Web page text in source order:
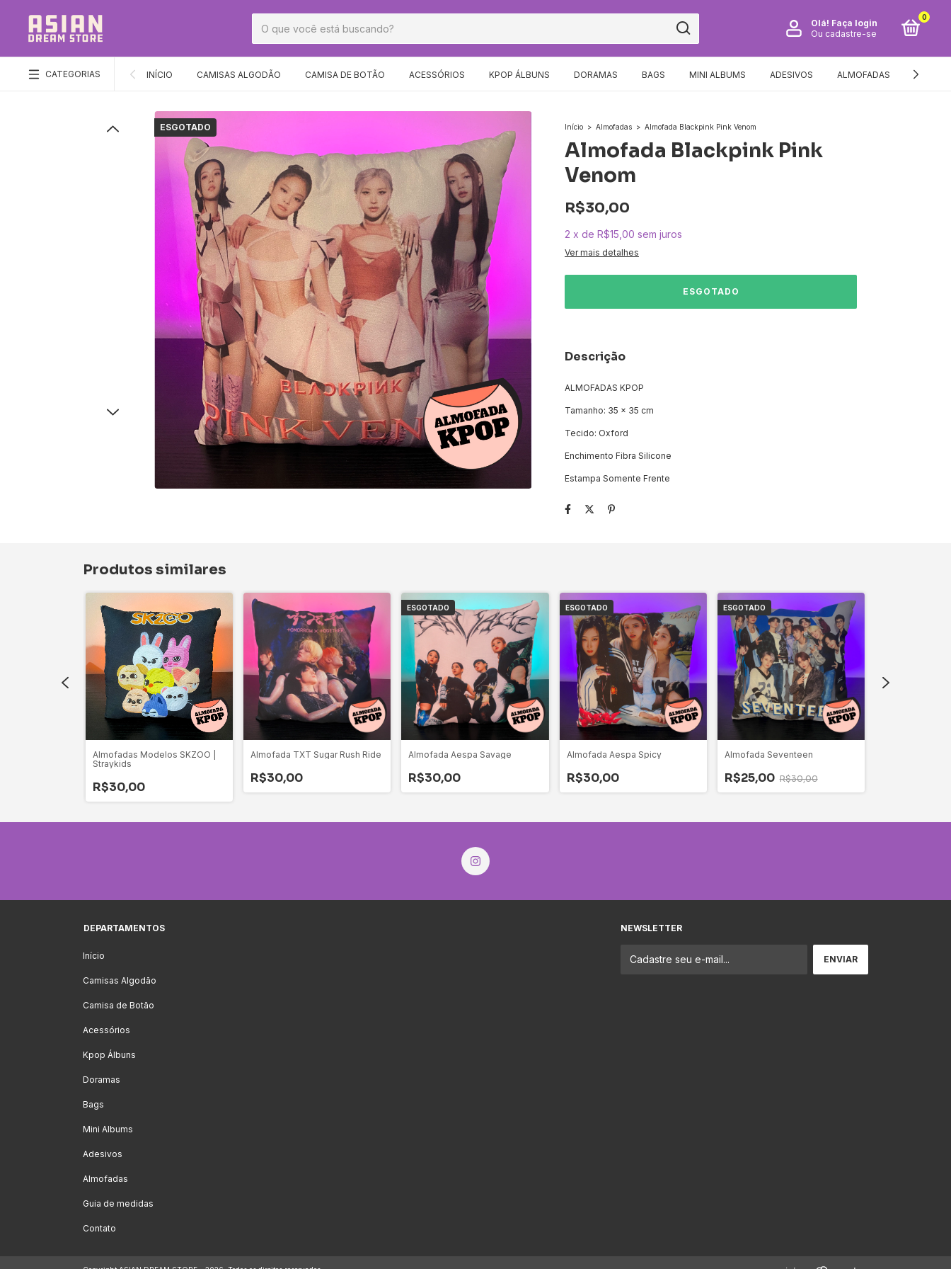
Olá! Faça login
Ou cadastre-se
0
CATEGORIAS INÍCIO CAMISAS ALGODÃO CAMISA DE BOTÃO ACESSÓRIOS KPOP ÁLBUNS DORAMAS BAGS MINI ALBUMS ADESIVOS ALMOFADAS GUIA DE
ESGOTADO Início > Almofadas > Almofada Blackpink Pink Venom
Almofada Blackpink Pink
Venom
R$30,00
2 x de R$15,00 sem juros
Ver mais detalhes
Descrição
ALMOFADAS KPOP
Tamanho: 35 x 35 cm
Tecido: Oxford
Enchimento Fibra Silicone
Estampa Somente Frente
Produtos similares
Almofadas Modelos SKZOO |
Straykids
R$30,00
Almofada TXT Sugar Rush Ride
R$30,00
ESGOTADO
Almofada Aespa Savage
R$30,00
ESGOTADO
Almofada Aespa Spicy
R$30,00
ESGOTADO
Almofada Seventeen
R$25,00 R$30,00
DEPARTAMENTOS
Início
Camisas Algodão
Camisa de Botão
Acessórios
Kpop Álbuns
Doramas
Bags
Mini Albums
Adesivos
Almofadas
Guia de medidas
Contato
NEWSLETTER